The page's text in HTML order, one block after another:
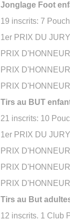
Jonglage Foot
19 inscrits: 7
1er PRIX DU
PRIX
PRIX
PRIX
Tirs au BUT
21 inscrits: 10
1er PRIX DU
PRIX
PRIX
PRIX
Tirs au But
12 inscrits. 1 Club